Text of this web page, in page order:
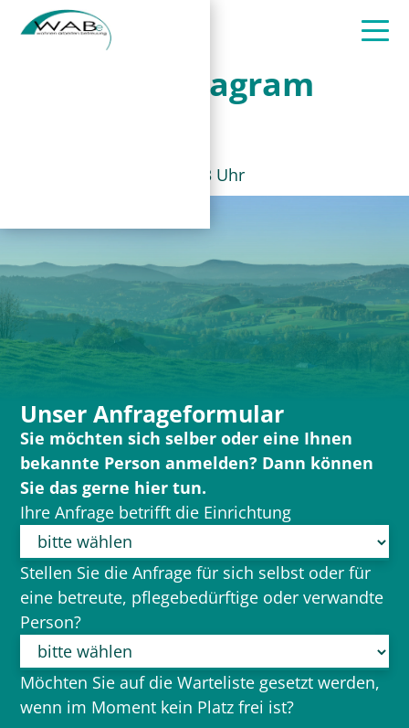
Instagram
27. Juni 2023, 8:43 Uhr
Unser Anfrageformular
Sie möchten sich selber oder eine Ihnen
bekannte Person anmelden? Dann können
Sie das gerne hier tun.
Ihre Anfrage betrifft die Einrichtung
Stellen Sie die Anfrage für sich selbst oder für
eine betreute, pflegebedürftige oder verwandte
Person?
Möchten Sie auf die Warteliste gesetzt werden,
wenn im Moment kein Platz frei ist?